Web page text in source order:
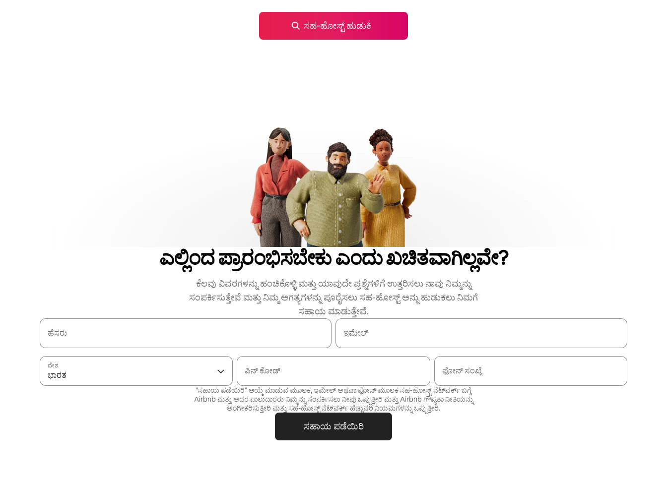
ಸಹ‑ಹೋಸ್ಟ್ ಹುಡುಕಿ
ಎಲ್ಲಿಂದ ಪ್ರಾರಂಭಿಸಬೇಕು ಎಂದು ಖಚಿತವಾಗಿಲ್ಲವೇ?
ಕೆಲವು ವಿವರಗಳನ್ನು ಹಂಚಿಕೊಳ್ಳಿ ಮತ್ತು ಯಾವುದೇ ಪ್ರಶ್ನೆಗಳಿಗೆ ಉತ್ತರಿಸಲು ನಾವು ನಿಮ್ಮನ್ನು
ಸಂಪರ್ಕಿಸುತ್ತೇವೆ ಮತ್ತು ನಿಮ್ಮ ಅಗತ್ಯಗಳನ್ನು ಪೂರೈಸಲು ಸಹ-ಹೋಸ್ಟ್ ಅನ್ನು ಹುಡುಕಲು ನಿಮಗೆ
ಸಹಾಯ ಮಾಡುತ್ತೇವೆ.
ಹೆಸರು ಇಮೇಲ್
ದೇಶ
ಭಾರತ ಪಿನ್ ಕೋಡ್ ಫೋನ್ ಸಂಖ್ಯೆ
"ಸಹಾಯ ಪಡೆಯಿರಿ" ಆಯ್ಕೆ ಮಾಡುವ ಮೂಲಕ, ಇಮೇಲ್ ಅಥವಾ ಫೋನ್ ಮೂಲಕ ಸಹ-ಹೋಸ್ಟ್ ನೆಟ್‌ವರ್ಕ್ ಬಗ್ಗೆ
Airbnb ಮತ್ತು ಅದರ ಪಾಲುದಾರರು ನಿಮ್ಮನ್ನು ಸಂಪರ್ಕಿಸಲು ನೀವು ಒಪ್ಪುತ್ತೀರಿ ಮತ್ತು Airbnb ಗೌಪ್ಯತಾ ನೀತಿಯನ್ನು
ಅಂಗೀಕರಿಸುತ್ತೀರಿ ಮತ್ತು ಸಹ-ಹೋಸ್ಟ್ ನೆಟ್‌ವರ್ಕ್ ಹೆಚ್ಚುವರಿ ನಿಯಮಗಳನ್ನುಒಪ್ಪುತ್ತೀರಿ.
ಸಹಾಯ ಪಡೆಯಿರಿ